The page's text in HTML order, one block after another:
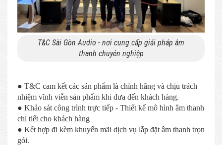
T&C Sài Gòn Audio - nơi cung cấp giải pháp âm
thanh chuyên nghiệp
● T&C cam kết các sản phẩm là chính hãng và chịu trách
nhiệm vĩnh viễn sản phẩm khi đưa đến khách hàng.
● Khảo sát công trình trực tiếp - Thiết kế mô hình âm thanh
chi tiết cho khách hàng
● Kết hợp đi kèm khuyến mãi dịch vụ lắp đặt âm thanh trọn
gói.